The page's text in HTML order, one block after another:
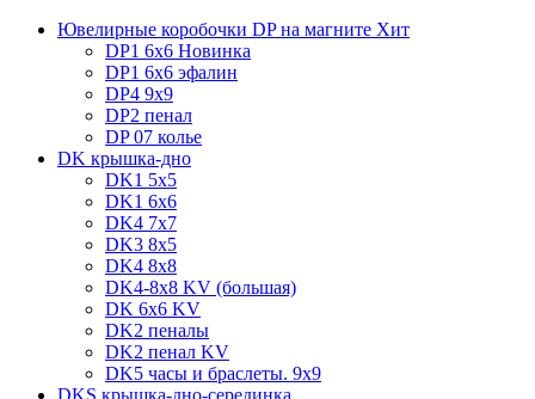
Ювелирные коробочки DP на магните Хит
DP1 6x6 Новинка
DP1 6x6 эфалин
DP4 9x9
DP2 пенал
DP 07 колье
DK крышка-дно
DK1 5x5
DK1 6x6
DK4 7х7
DK3 8x5
DK4 8x8
DK4-8x8 KV (большая)
DK 6х6 KV
DK2 пеналы
DK2 пенал KV
DK5 часы и браслеты. 9x9
DKS крышка-дно-серединка